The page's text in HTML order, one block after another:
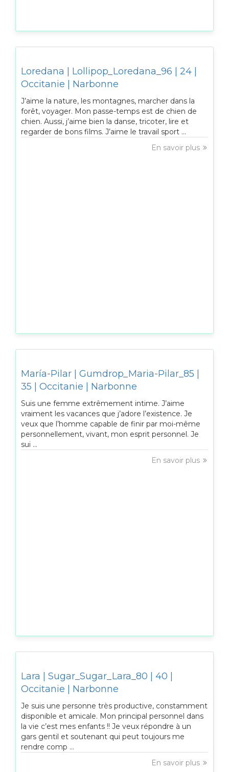
Loredana | Lollipop_Loredana_96 | 24 |
Occitanie | Narbonne
J’aime la nature, les montagnes, marcher dans la
forêt, voyager. Mon passe-temps est de chien de
chien. Aussi, j’aime bien la danse, tricoter, lire et
regarder de bons films. J’aime le travail sport ...
En savoir plus
María-Pilar | Gumdrop_Maria-Pilar_85 |
35 | Occitanie | Narbonne
Suis une femme extrêmement intime. J’aime
vraiment les vacances que j’adore l’existence. Je
veux que l’homme capable de finir par moi-même
personnellement, vivant, mon esprit personnel. Je
sui ...
En savoir plus
Lara | Sugar_Sugar_Lara_80 | 40 |
Occitanie | Narbonne
Je suis une personne très productive, constamment
disponible et amicale. Mon principal personnel dans
la vie c’est mes enfants !! Je veux répondre à un
gars gentil et soutenant qui peut toujours me
rendre comp ...
En savoir plus